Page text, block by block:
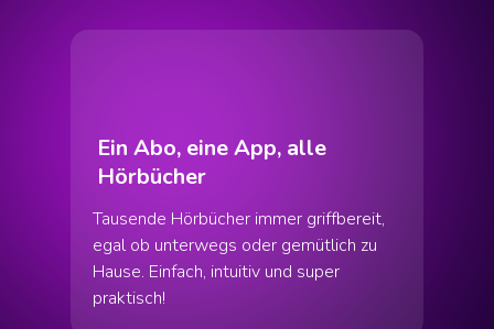
Ein Abo, eine App, alle
Hörbücher
Tausende Hörbücher immer griffbereit,
egal ob unterwegs oder gemütlich zu
Hause. Einfach, intuitiv und super
praktisch!